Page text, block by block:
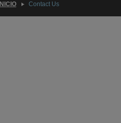
INICIO Contact Us